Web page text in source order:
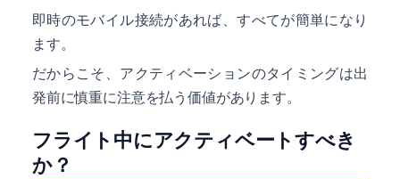
即時のモバイル接続があれば、すべてが簡単になり
ます。
だからこそ、アクティベーションのタイミングは出
発前に慎重に注意を払う価値があります。
フライト中にアクティベートすべき
か？